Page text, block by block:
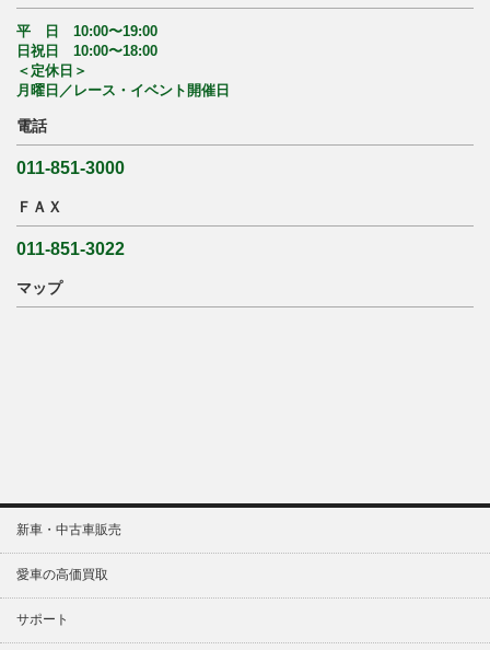
平 日 10:00〜19:00
日祝日 10:00〜18:00
＜定休日＞
月曜日／レース・イベント開催日
電話
011-851-3000
ＦＡＸ
011-851-3022
マップ
新車・中古車販売
愛車の高価買取
サポート